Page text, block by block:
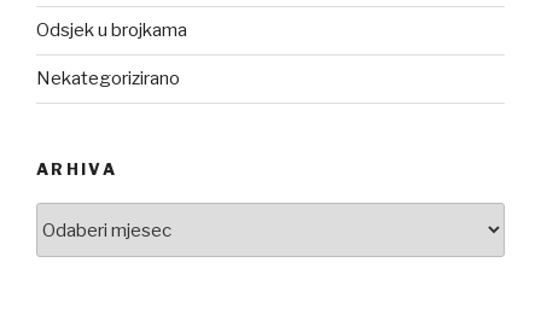
Odsjek u brojkama
Nekategorizirano
ARHIVA